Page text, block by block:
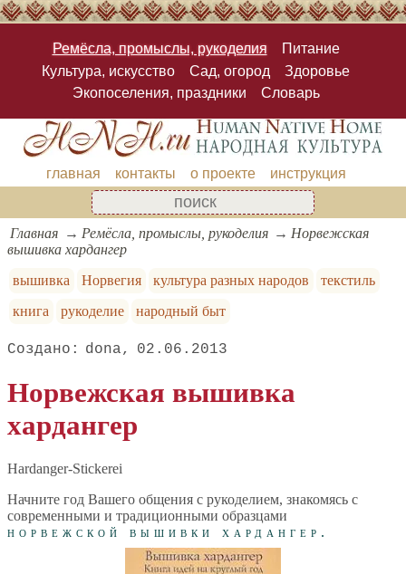
Ремёсла, промыслы, рукоделия
Питание
Культура, искусство
Сад, огород
Здоровье
Экопоселения, праздники
Словарь
главная контакты о проекте инструкция
Главная Ремёсла, промыслы, рукоделия
Норвежская
вышивка хардангер
вышивка
Норвегия культура разных народов
текстиль
книга
рукоделие народный быт
dona 02.06.2013
Норвежская вышивка
хардангер
Hardanger-Stickerei
Начните год Вашего общения с рукоделием, знакомясь с
современными и традиционными образцами
норвежской вышивки хардангер.